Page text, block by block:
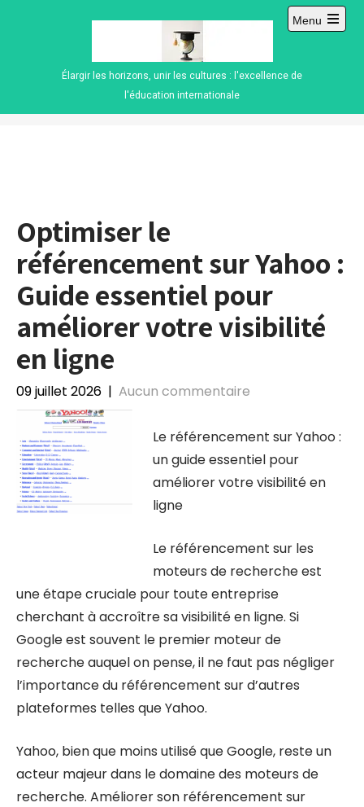
Élargir les horizons, unir les cultures : l'excellence de
l'éducation internationale
Menu
Open
Optimiser le
référencement sur Yahoo :
Guide essentiel pour
améliorer votre visibilité
en ligne
09 juillet 2026 | Aucun commentaire
Le référencement sur Yahoo :
un guide essentiel pour
améliorer votre visibilité en
ligne
Le référencement sur les
moteurs de recherche est
une étape cruciale pour toute entreprise
cherchant à accroître sa visibilité en ligne. Si
Google est souvent le premier moteur de
recherche auquel on pense, il ne faut pas négliger
l’importance du référencement sur d’autres
plateformes telles que Yahoo.
Yahoo, bien que moins utilisé que Google, reste un
acteur majeur dans le domaine des moteurs de
recherche. Améliorer son référencement sur